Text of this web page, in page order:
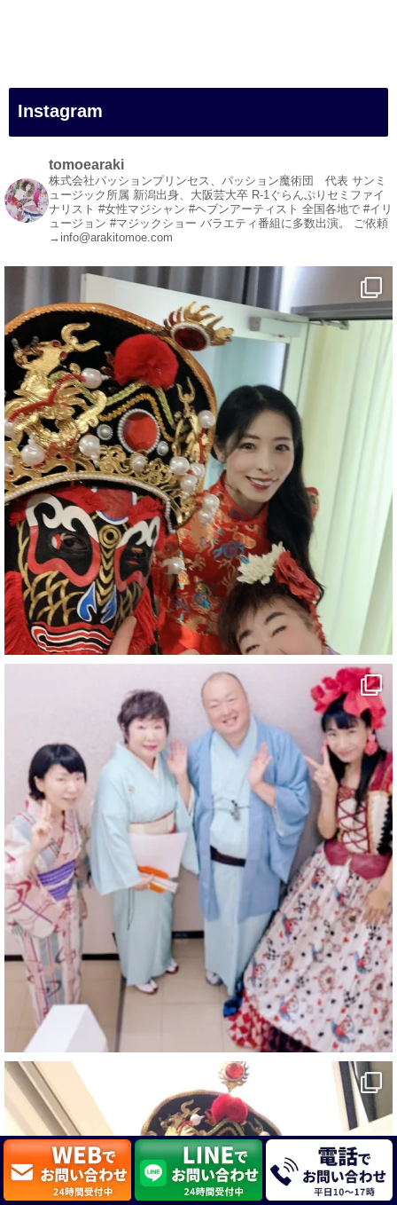
#白浜町
#変面ショー
#イベント
#宴会
#余興
1 3 X
マジシャン派遣 パッションプリンセス【公式】
@comedy_illusion · 7 8月
お疲れ様です
ブログ更新しました
「マジシャン和歌山旅 白浜町・円月島」
#企業公式がお疲れ様を言い合う
#旅行好きな人と繋がりたい
#一人旅
#女性マジシャン
#出張マジック
#マジシャン派遣
#イリュージョン
#和歌山県
#白浜町
#変面ショー
#イベント
#宴会
1 10
マジシャン派遣 パッションプリンセス【公式】
@comedy_illusion 7 8月
お疲れ様です
YouTubeを更新しました
https://youtu.be/9sHKhUQBmUE
@YouTube
#企業公式がお疲れ様を言い合う
#チャンネル登録おねがいします
#愛媛県
#新居浜市
#マイントピア別子
#泉寿亭
#有形文化財
#四国
#愛媛観光
#旅行
#旅行動画
#一人旅
#観光スポット
#Travel
#ehime
Instagram
tomoearaki
株式会社パッションプリンセス、パッション魔術団 代表 サンミ
ュージック所属 新潟出身、大阪芸大卒 R-1ぐらんぷりセミファイ
ナリスト #女性マジシャン #ヘブンアーティスト 全国各地で #イリ
ュージョン #マジックショー バラエティ番組に多数出演。 ご依頼
→info@arakitomoe.com